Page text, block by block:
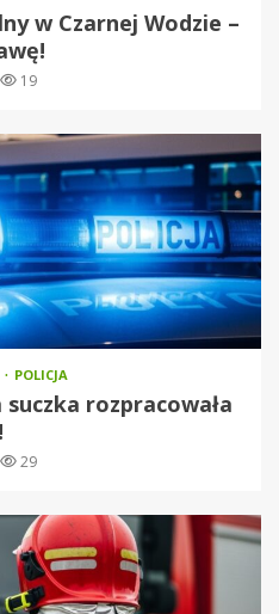
w Czarnej Wodzie –
19
POLICJA
rozpracowała
29